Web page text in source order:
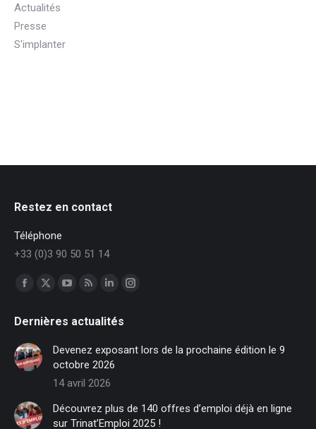
Actualités
Presse
S'implanter
Restez en contact
Téléphone
+33 (0)3 90 50 51 14
Trouvez nous sur :
Facebook
opens
in
new
window
X
opens
new
window
YouTube
opens
in
new
window
RSS
opens
in
new
window
LinkedIn
opens
in
new
window
Instagram
in
Dernières actualités
Devenez exposant lors de la prochaine édition le 9
octobre 2026
14 avril 2026
Découvrez plus de 140 offres d’emploi déjà en ligne
sur Trinat’Emploi 2025 !